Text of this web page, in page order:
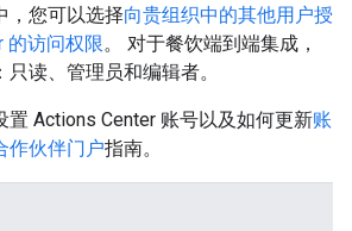
，您可以选择向贵组织中的其他用户授
的访问权限。 对于餐饮端到端集成，
读、管理员和编辑者。
置 Actions Center 账号以及如何更新账
作伙伴门户指南。